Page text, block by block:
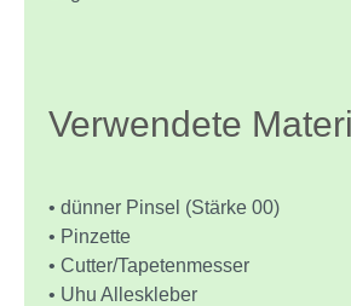
Verwendete
• dünner Pinsel (Stärke 00)
• Pinzette
• Cutter/Tapetenmesser
• Uhu Alleskleber